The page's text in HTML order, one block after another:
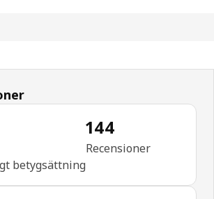
4.3 / 5 stjärnor. Totalt antal
betygsättning
144
Recensioner